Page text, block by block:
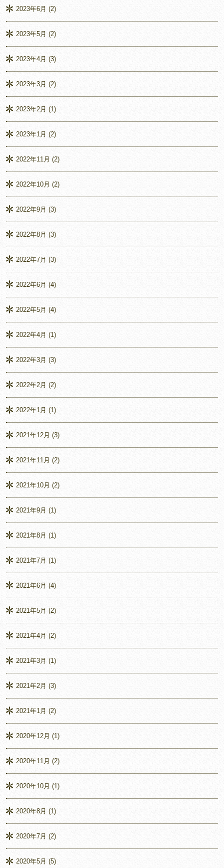
2023年6月 (2)
2023年5月 (2)
2023年4月 (3)
2023年3月 (2)
2023年2月 (1)
2023年1月 (2)
2022年11月 (2)
2022年10月 (2)
2022年9月 (3)
2022年8月 (3)
2022年7月 (3)
2022年6月 (4)
2022年5月 (4)
2022年4月 (1)
2022年3月 (3)
2022年2月 (2)
2022年1月 (1)
2021年12月 (3)
2021年11月 (2)
2021年10月 (2)
2021年9月 (1)
2021年8月 (1)
2021年7月 (1)
2021年6月 (4)
2021年5月 (2)
2021年4月 (2)
2021年3月 (1)
2021年2月 (3)
2021年1月 (2)
2020年12月 (1)
2020年11月 (2)
2020年10月 (1)
2020年8月 (1)
2020年7月 (2)
2020年5月 (5)